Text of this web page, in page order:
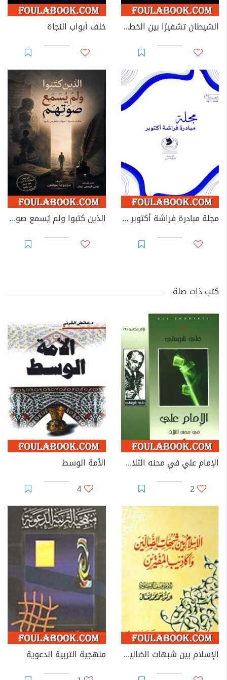
الشيطان تشفيرًا بين الخطاب الروائي العربي والغربي الحديث خلف أبواب النجاة
مجلة مبادرة فراشة أكتوبر - العدد 39 الذين كتبوا ولم يُسمع صوتهم
كتب ذات صلة
الإمام علي في محنه الثلاث - الآثار الكاملة
2
الأمة الوسط
4
الإسلام بين شبهات الضالين وأكاذيب المفترين
منهجية التربية الدعوية